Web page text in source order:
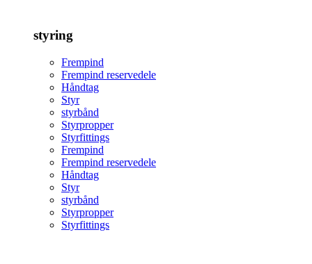
styring
Frempind
Frempind reservedele
Håndtag
Styr
styrbånd
Styrpropper
Styrfittings
Frempind
Frempind reservedele
Håndtag
Styr
styrbånd
Styrpropper
Styrfittings